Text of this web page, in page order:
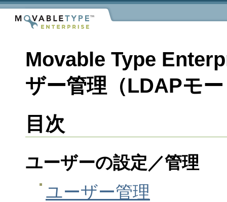
Movable Type
ザー管理（LDAPモ
目次
ユーザーの設定／管理
ユーザー管理